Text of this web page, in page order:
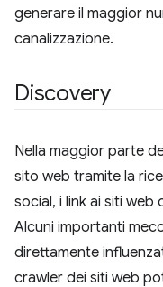
generare il maggior
canalizzazione.
Discovery
Nella maggior parte
sito web tramite la
social, i link ai siti
Alcuni importanti
direttamente
crawler dei siti web